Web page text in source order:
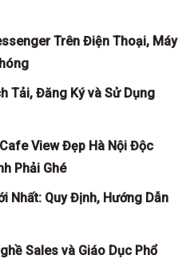
Trên Điện Thoại, Máy
Tải, Đăng Ký và Sử Dụng
View Đẹp Hà Nội Độc
Phải Ghé
Nhất: Quy Định, Hướng Dẫn
Sales và Giáo Dục Phổ